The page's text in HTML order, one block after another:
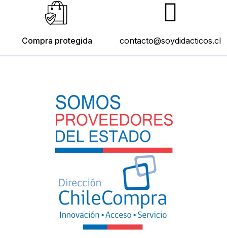
Compra protegida contacto@soydidacticos.cl